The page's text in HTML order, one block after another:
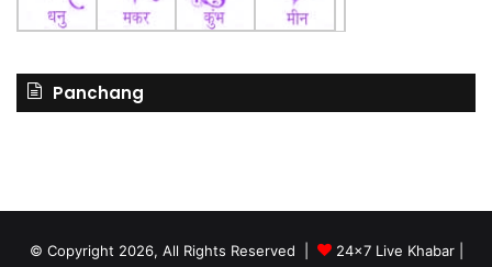
Panchang
© Copyright 2026, All Rights Reserved | 24x7 Live Khabar|